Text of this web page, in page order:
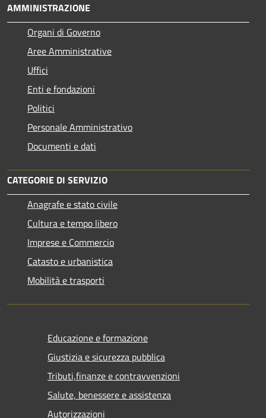
AMMINISTRAZIONE
Organi di Governo
Aree Amministrative
Uffici
Enti e fondazioni
Politici
Personale Amministrativo
Documenti e dati
CATEGORIE DI SERVIZIO
Anagrafe e stato civile
Cultura e tempo libero
Imprese e Commercio
Catasto e urbanistica
Mobilità e trasporti
Educazione e formazione
Giustizia e sicurezza pubblica
Tributi,finanze e contravvenzioni
Salute, benessere e assistenza
Autorizzazioni